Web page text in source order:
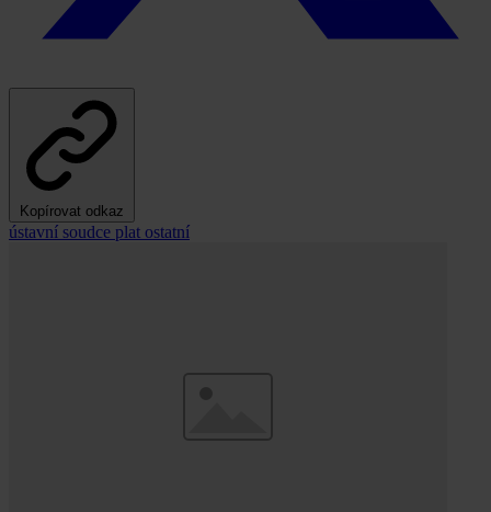
Kopírovat odkaz
ústavní soudce plat ostatní